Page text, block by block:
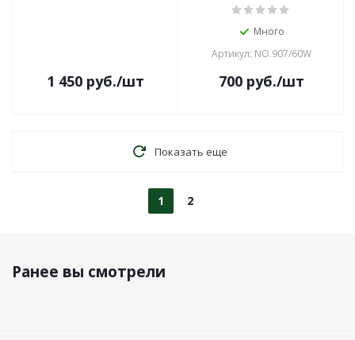
1 450 руб./шт
Много
Артикул: NO.907/60W
700руб./шт
Показать еще
1 2
Ранее вы смотрели